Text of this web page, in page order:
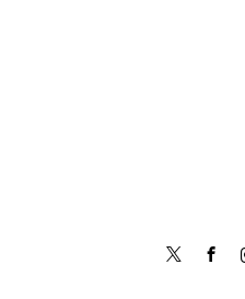
InstagramTumblr RSS